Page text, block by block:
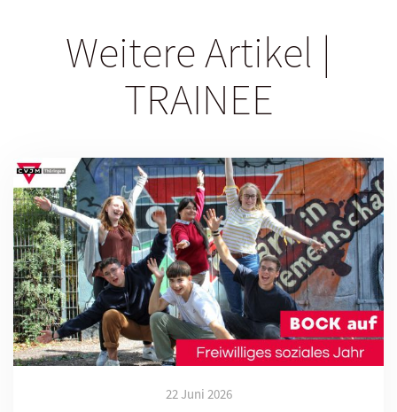
Weitere Artikel |
TRAINEE
22 Juni 2026